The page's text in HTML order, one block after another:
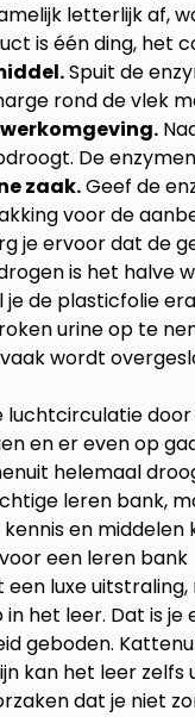
letterlijk af,
is één ding, het
Spuit de
rond de vlek
De
zaak.Geef de
voor de
je ervoor dat de
is het halve
de plasticfolie
urine op te
wordt
luchtcirculatie
en er even op
helemaal
leren bank,
en
een leren bank
een luxe
in het leer. Dat is
geboden.
kan het leer zelfs
dat je niet